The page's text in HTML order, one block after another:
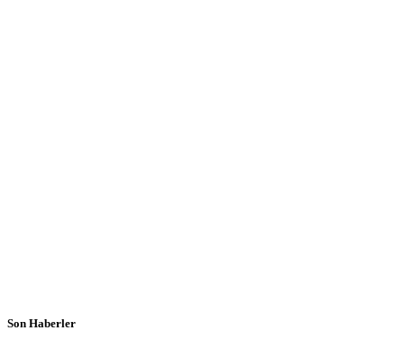
Son Haberler